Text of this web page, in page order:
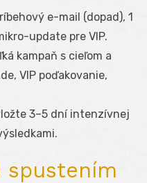
e-mail (dopad), 1
update pre VIP.
kampaň s cieľom a
VIP poďakovanie,
3–5 dní intenzívnej
spustením